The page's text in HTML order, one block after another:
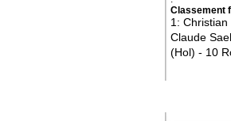
Classement
1:
Claude
(Hol) - 10